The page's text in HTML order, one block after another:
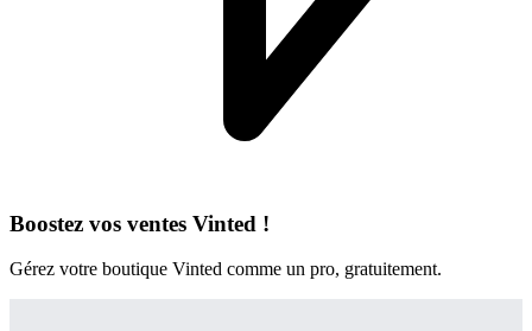
Boostez vos ventes Vinted !
Gérez votre boutique Vinted comme un pro, gratuitement.